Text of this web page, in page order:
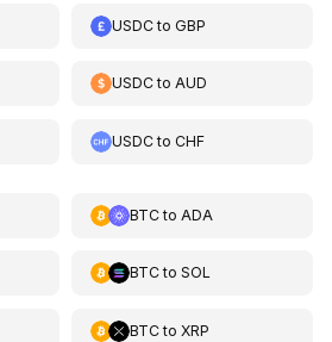
USDCtoGBP
USDCtoAUD
USDCtoCHF
BTCto ADA
BTCto SOL
BTCto XRP